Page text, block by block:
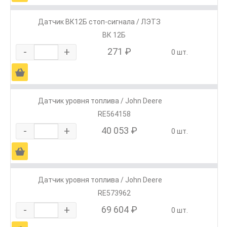
Датчик ВК12Б стоп-сигнала / ЛЭТЗ
ВК 12Б
- + 271 ₽ 0 шт.
Ä
Датчик уровня топлива / John Deere
RE564158
- + 40 053 ₽ 0 шт.
Ä
Датчик уровня топлива / John Deere
RE573962
- + 69 604 ₽ 0 шт.